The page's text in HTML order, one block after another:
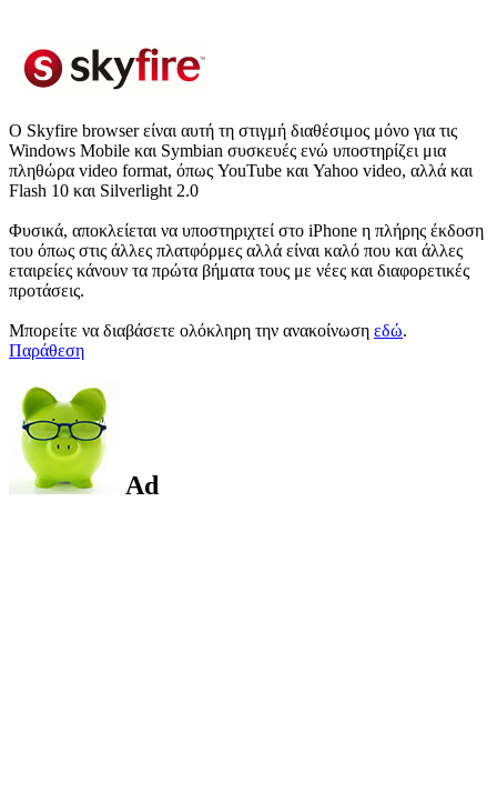
O Skyfire browser είναι αυτή τη στιγμή διαθέσιμος μόνο για τις
Windows Mobile και Symbian συσκευές ενώ υποστηρίζει μια
πληθώρα video format, όπως YouTube και Yahoo video, αλλά και
Flash 10 και Silverlight 2.0
Φυσικά, αποκλείεται να υποστηριχτεί στο iPhone η πλήρης έκδοση
του όπως στις άλλες πλατφόρμες αλλά είναι καλό που και άλλες
εταιρείες κάνουν τα πρώτα βήματα τους με νέες και διαφορετικές
προτάσεις.
Μπορείτε να διαβάσετε ολόκληρη την ανακοίνωση εδώ.
Παράθεση
Ad